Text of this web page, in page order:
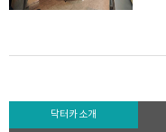
닥터카 소개